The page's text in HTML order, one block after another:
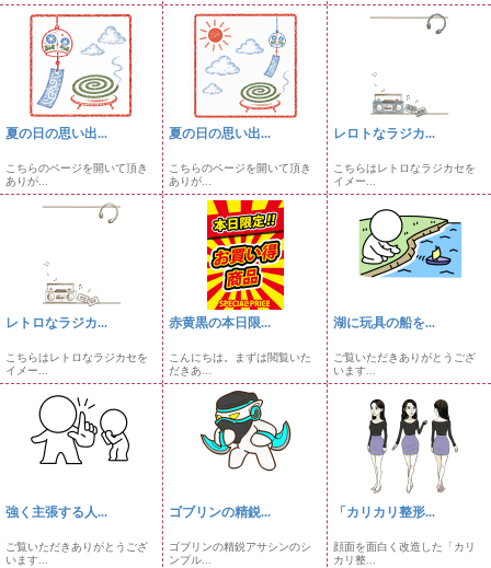
夏の日の思い出...
こちらのページを開いて頂き
ありが...
夏の日の思い出...
こちらのページを開いて頂き
ありが...
レロトなラジカ...
こちらはレトロなラジカセを
イメー...
レトロなラジカ...
こちらはレトロなラジカセを
イメー...
赤黄黒の本日限...
こんにちは。まずは閲覧いた
だきあ...
湖に玩具の船を...
ご覧いただきありがとうござ
います...
強く主張する人...
ご覧いただきありがとうござ
います...
ゴブリンの精鋭...
ゴブリンの精鋭アサシンのシ
ンプル...
「カリカリ整形...
顔面を面白く改造した「カリ
カリ整...